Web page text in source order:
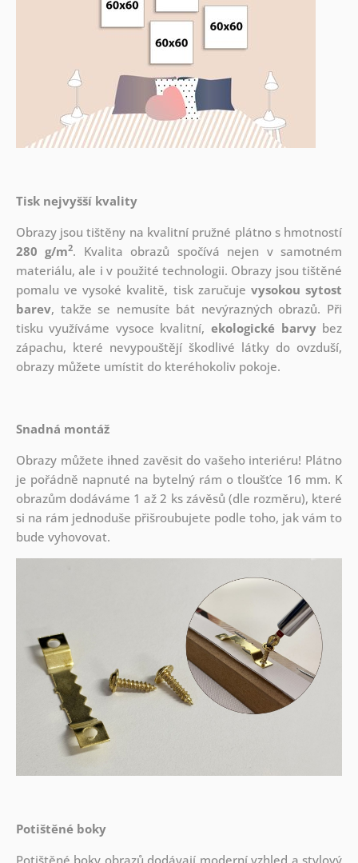
Tisk nejvyšší kvality
Obrazy jsou tištěny na kvalitní pružné plátno s hmotností
280 g/m2. Kvalita obrazů spočívá nejen v samotném
materiálu, ale i v použité technologii. Obrazy jsou tištěné
pomalu ve vysoké kvalitě, tisk zaručuje vysokou sytost
barev, takže se nemusíte bát nevýrazných obrazů. Při
tisku využíváme vysoce kvalitní,ekologické barvybez
zápachu, které nevypouštějí škodlivé látky do ovzduší,
obrazy můžete umístit do kteréhokoliv pokoje.
Snadná montáž
Obrazy můžete ihned zavěsit do vašeho interiéru! Plátno
je pořádně napnuté na bytelný rám o tloušťce 16 mm. K
obrazům dodáváme 1 až 2 ks závěsů (dle rozměru), které
si na rám jednoduše přišroubujete podle toho, jak vám to
bude vyhovovat.
Potištěné boky
Potištěné boky obrazů dodávají moderní vzhled a stylový